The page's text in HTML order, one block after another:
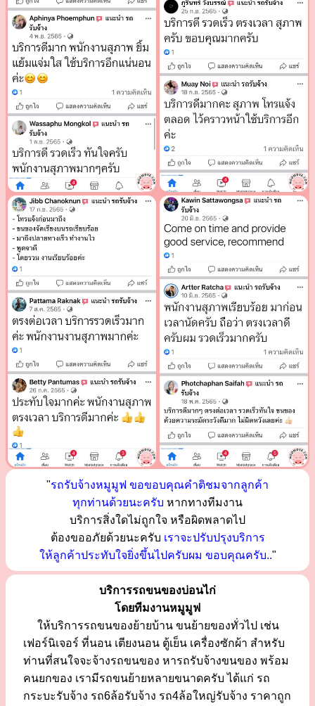
"รถรับจ้างหมูมูฟ ขอขอบคุณคำติชมจากลูกค้า
ทุกท่านด้วยนะครับ หากทางทีมงาน
บริการสิ่งใดไม่ถูกใจ หรือผิดพลาดไป
ต้องขออภัยด้วยนะครับ เราจะปรับปรุงบริการ
ให้ลูกค้าประทับใจยิ่งขึ้นไปครับผม ขอบคุณครับ.."
บริการรถขนของบ่อนไก่
โดยทีมงานหมูมูฟ
ให้บริการรถขนของย้ายบ้าน ขนย้ายของทั่วไป เช่น
เฟอร์นิเจอร์ ที่นอน เตียงนอน ตู้เย็น เครื่องซักผ้า สำหรับ
ท่านที่สนใจจะจ้างรถขนของ หารถรับจ้างขนของ พร้อม
คนยกของ เรามีรถขนย้ายหลายขนาดครับ ได้แก่ รถ
กระบะรับจ้าง รถ6ล้อรับจ้าง รถ4ล้อใหญ่รับจ้าง ราคาถูก